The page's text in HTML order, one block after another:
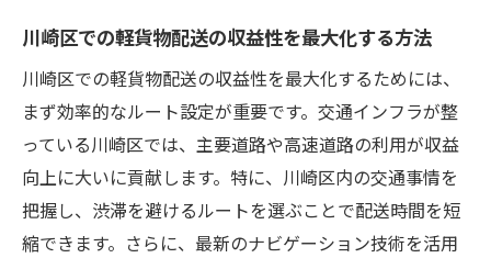
競争力を高めるための市場戦略
川崎区での高収入を目指す軽貨物配送のポイン
ト
収益性を高めるためのタイムマネジメント
効率的な業務フローの構築方法
業務委託契約のメリットとデメリット
川崎区での軽貨物配送の収益性を最大化する方法
川崎区での軽貨物配送の収益性を最大化するためには、
まず効率的なルート設定が重要です。交通インフラが整
っている川崎区では、主要道路や高速道路の利用が収益
向上に大いに貢献します。特に、川崎区内の交通事情を
把握し、渋滞を避けるルートを選ぶことで配送時間を短
縮できます。さらに、最新のナビゲーション技術を活用